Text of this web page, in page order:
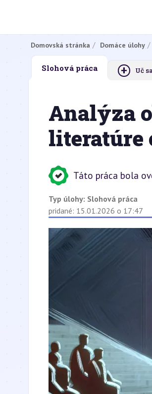
Domovská stránka Domáce úlohy
Slohová práca + Uč
Analýza
literatúre
Táto práca bola
Typ úlohy: Slohová práca
pridané: 15.01.2026 o 17:47